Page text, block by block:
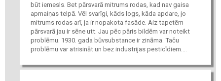
būt iemesls. Bet pārsvarā mitrums rodas, kad nav gaisa
apmaiņas telpā. Vēl svarīgi, kāds logs, kāda apdare, jo
mitrums rodas arī, ja ir nopakota fasāde. Aiz tapetēm
pārsvarā jau ir sēne utt. Jau pēc pāris bildēm var noteikt
problēmu. 1930. gada būvsubstance ir zināma. Taču
problēmu var atrisināt un bez industrijas pesticīdiem....